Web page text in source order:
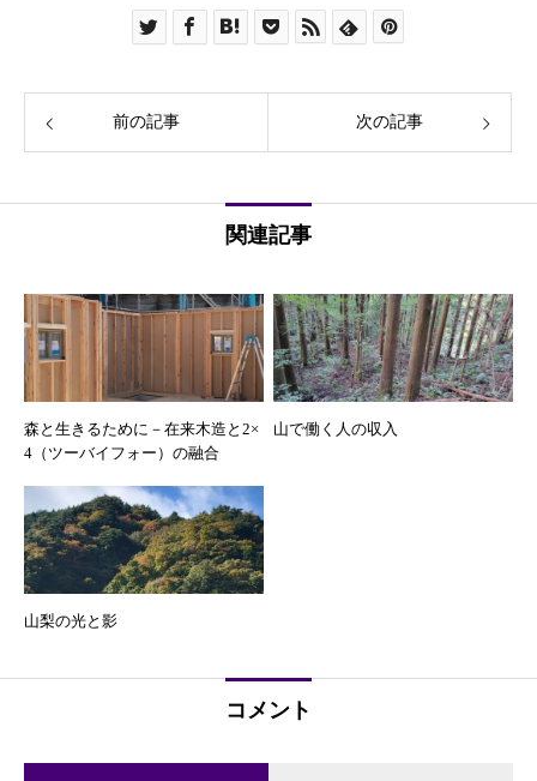
前の記事 次の記事
関連記事
森と生きるために－在来木造と2×
4（ツーバイフォー）の融合
山で働く人の収入
山梨の光と影
コメント